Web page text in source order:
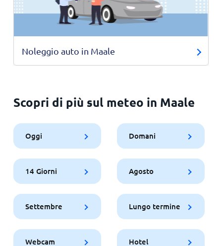
Noleggio auto in Maale
Scopri di più sul meteo in Maale
Oggi Domani
14 Giorni Agosto
Settembre Lungo termine
Webcam Hotel